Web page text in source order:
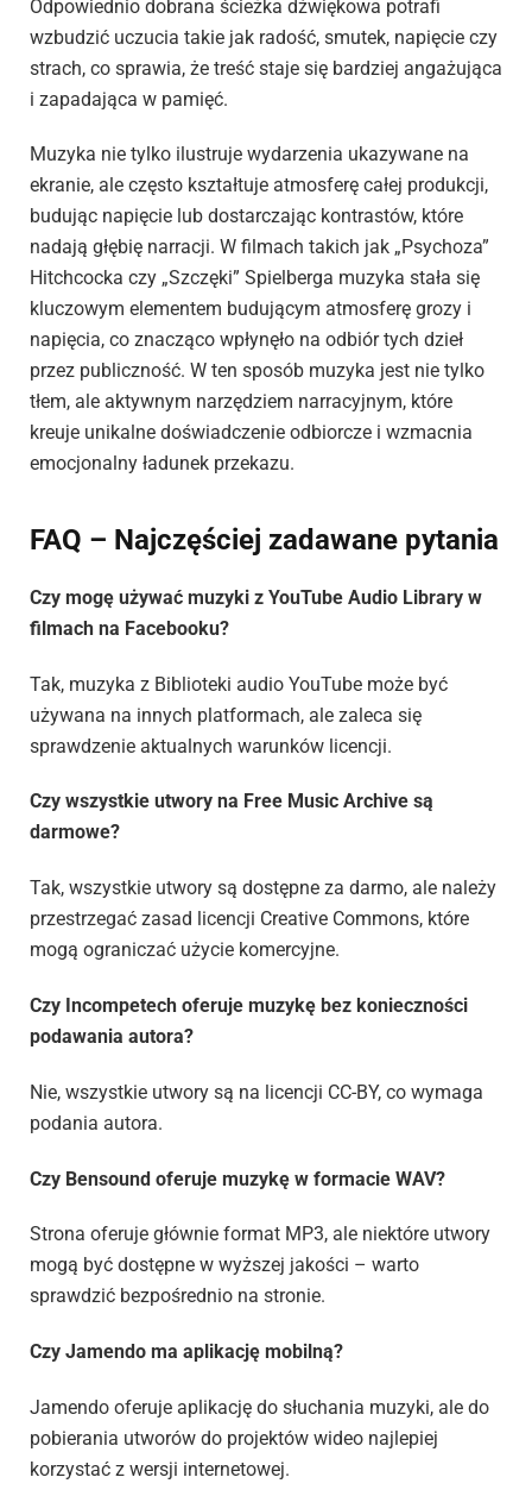
Odpowiednio dobrana ścieżka dźwiękowa potrafi
wzbudzić uczucia takie jak radość, smutek, napięcie czy
strach, co sprawia, że treść staje się bardziej angażująca
i zapadająca w pamięć.
Muzyka nie tylko ilustruje wydarzenia ukazywane na
ekranie, ale często kształtuje atmosferę całej produkcji,
budując napięcie lub dostarczając kontrastów, które
nadają głębię narracji. W filmach takich jak „Psychoza”
Hitchcocka czy „Szczęki” Spielberga muzyka stała się
kluczowym elementem budującym atmosferę grozy i
napięcia, co znacząco wpłynęło na odbiór tych dzieł
przez publiczność. W ten sposób muzyka jest nie tylko
tłem, ale aktywnym narzędziem narracyjnym, które
kreuje unikalne doświadczenie odbiorcze i wzmacnia
emocjonalny ładunek przekazu.
FAQ – Najczęściej zadawane pytania
Czy mogę używać muzyki z YouTube Audio Library w
filmach na Facebooku?
Tak, muzyka z Biblioteki audio YouTube może być
używana na innych platformach, ale zaleca się
sprawdzenie aktualnych warunków licencji.
Czy wszystkie utwory na Free Music Archive są
darmowe?
Tak, wszystkie utwory są dostępne za darmo, ale należy
przestrzegać zasad licencji Creative Commons, które
mogą ograniczać użycie komercyjne.
Czy Incompetech oferuje muzykę bez konieczności
podawania autora?
Nie, wszystkie utwory są na licencji CC-BY, co wymaga
podania autora.
Czy Bensound oferuje muzykę w formacie WAV?
Strona oferuje głównie format MP3, ale niektóre utwory
mogą być dostępne w wyższej jakości – warto
sprawdzić bezpośrednio na stronie.
Czy Jamendo ma aplikację mobilną?
Jamendo oferuje aplikację do słuchania muzyki, ale do
pobierania utworów do projektów wideo najlepiej
korzystać z wersji internetowej.